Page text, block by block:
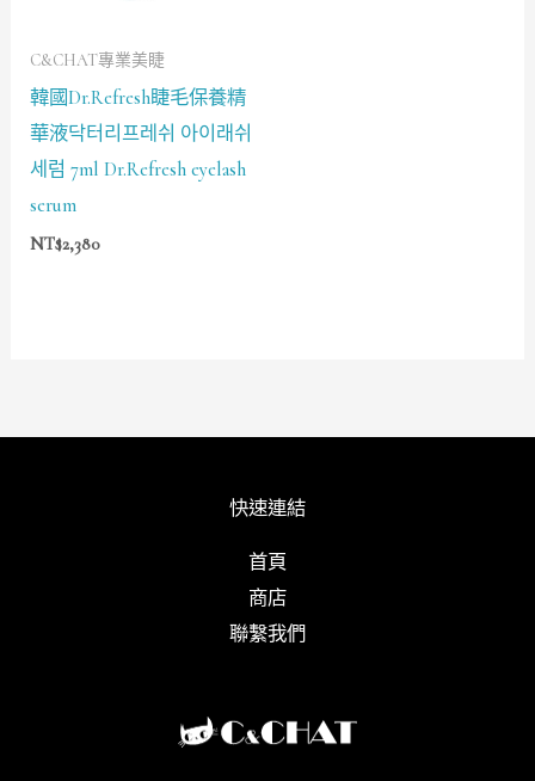
C&CHAT專業美睫
韓國Dr.Refresh睫毛保養精
華液닥터리프레쉬 아이래쉬
세럼 7ml Dr.Refresh eyelash
serum
NT$2,380
快速連結
首頁
商店
聯繫我們